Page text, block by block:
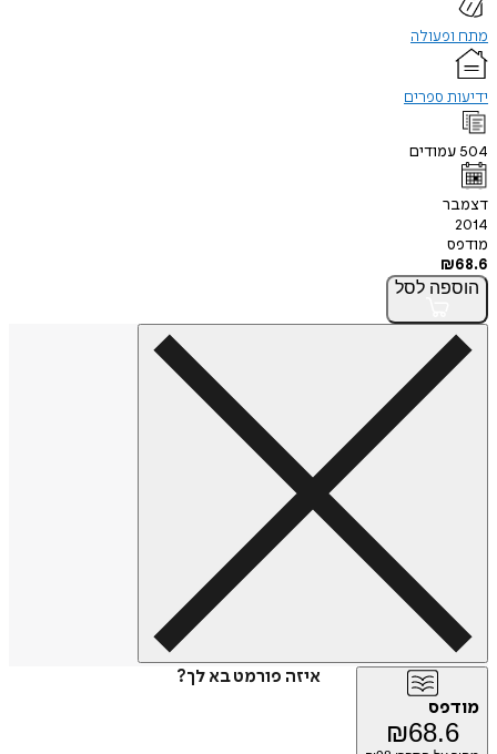
מתח ופעולה
ידיעות ספרים
504 עמודים
דצמבר
2014
מודפס
₪68.6
הוספה לסל
איזה פורמט בא לך?
מודפס
₪68.6